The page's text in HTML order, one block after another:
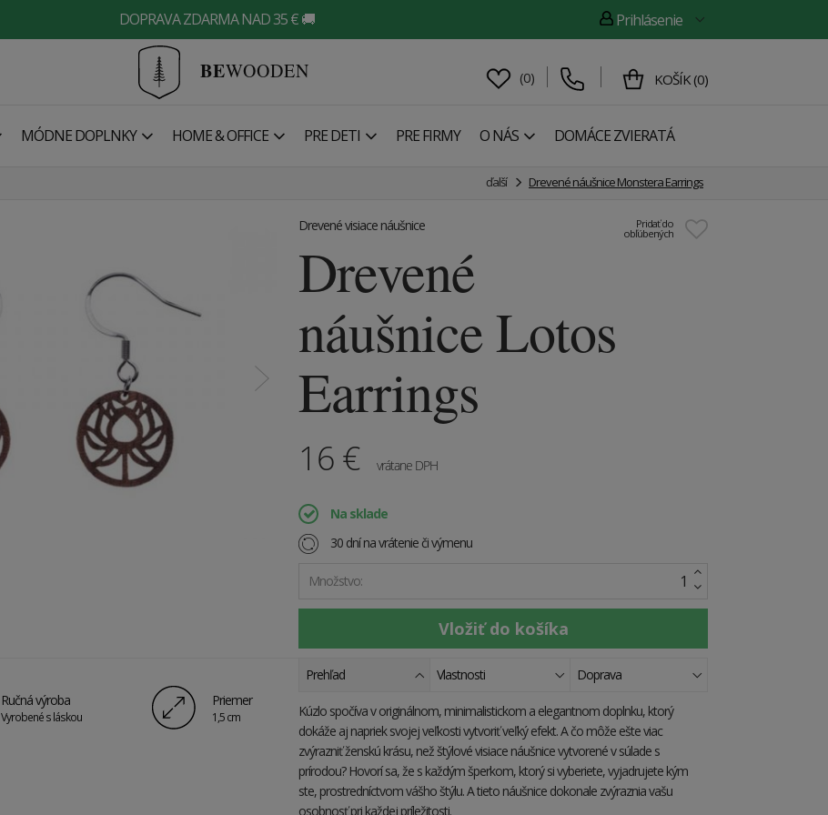
DOPRAVA ZDARMA NAD 35 € 🚚 Prihlásenie
BEWOODEN (0) KOŠÍK (0)
MÓDNE DOPLNKY HOME & OFFICE PRE DETI PRE FIRMY O NÁS DOMÁCE ZVIERATÁ
ďalší Drevené náušnice Monstera Earrings
Pridať do
obľúbených
Drevené visiace náušnice
Drevené
náušnice Lotos
Earrings
16 € vrátane DPH
Na sklade
30 dní na vrátenie či výmenu
Množstvo:
Ručná výroba
Vyrobené s láskou
Priemer
1,5 cm
Prehľad Vlastnosti Doprava
Kúzlo spočíva v originálnom, minimalistickom a elegantnom doplnku, ktorý
dokáže aj napriek svojej veľkosti vytvoriť veľký efekt. A čo môže ešte viac
zvýrazniť ženskú krásu, než štýlové visiace náušnice vytvorené v súlade s
prírodou? Hovorí sa, že s každým šperkom, ktorý si vyberiete, vyjadrujete kým
ste, prostredníctvom vášho štýlu. A tieto náušnice dokonale zvýraznia vašu
osobnosť pri každej príležitosti.